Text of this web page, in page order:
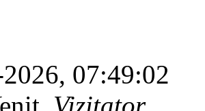
07:49:02
Vizitator